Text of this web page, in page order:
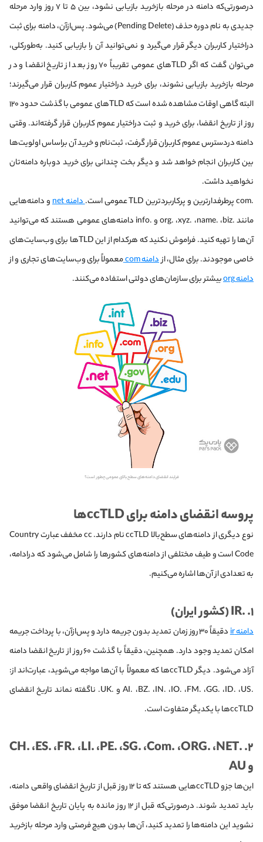
در‌صورتی‌که دامنه در مرحله بازخرید بازیابی نشود، بین ۵ تا ۷ روز وارد مرحله
جدیدی به نام دوره حذف (Pending Delete) می‌شود. پس‌از‌آن، دامنه برای ثبت
در‌اختیار کاربران دیگر قرار می‌گیرد و نمی‌توانید آن را بازیابی کنید. به‌طور‌کلی،
می‌توان گفت که اگر TLD‌های عمومی تقریباً ۷۰ روز بعد از تاریخ انقضا و در
مرحله بازخرید بازیابی نشوند، برای خرید در‌اختیار عموم کاربران قرار می‌گیرند؛
البته گاهی اوقات مشاهده شده است که TLD‌های عمومی با گذشت حدود ۱۲۰
روز از تاریخ انقضا، برای خرید و ثبت دراختیار عموم کاربران قرار گرفته‌اند. وقتی
دامنه در‌دسترس عموم کاربران قرار گرفت، ثبت‌نام و خرید آن بر‌اساس اولویت‌ها
بین کاربران انجام خواهد شد و دیگر بخت چندانی برای خرید دوباره دامنه‌تان
نخواهید داشت.
.com پرطرفدارترین و پرکاربردترین TLD عمومی است.
دامنه net
و دامنه‌هایی
مانند .org. ،xyz. ،name. ،biz و .info دامنه‌های عمومی هستند که می‌توانید
آن‌ها را تهیه کنید. فراموش نکنید که هرکدام از این TLD‌ها برای وب‌سایت‌های
خاصی موجودند. برای مثال، ازدامنه com
معمولاً برای وب‌سایت‌های تجاری و از
دامنه org
بیشتر برای سازمان‌های دولتی استفاده می‌کنند.
فرایند انقضای دامنه‌های سطح بالای عمومی چطور است؟
پروسه انقضای دامنه برای ccTLD‌ها
نوع دیگری از دامنه‌های سطح‌بالا ccTLD نام دارند. cc مخفف عبارت Country
Code است و طیف مختلفی از دامنه‌های کشورها را شامل می‌شود که درادامه،
به تعدادی از آن‌ها اشاره می‌کنیم.
۱. .IR (کشور ایران)
دامنه ir
دقیقاً ۳۰ روز زمان تمدید بدون جریمه دارد و پس‌از‌آن، با پرداخت جریمه
امکان تمدید وجود دارد. همچنین، دقیقاً با گذشت ۶۰ روز از تاریخ انقضا دامنه
آزاد می‌شود. دیگر ccTLD‌ها که معمولاً با آن‌ها مواجه می‌شوید، عبارت‌اند از:
.AI. ،BZ. ،IN. ،IO. ،FM. ،GG. ،ID. ،US و .UK. ناگفته نماند تاریخ انقضای
ccTLD‌ها با یکدیگر متفاوت است.
۲. .CH. ،ES. ،FR. ،LI. ،PE. ،SG. ،Com. ،ORG. ،NET
و AU
این‌ها جزو ccTLD‌هایی هستند که تا ۱۲ روز قبل از تاریخ انقضای واقعی دامنه،
باید تمدید شوند. در‌صورتی‌که قبل از ۱۲ روز مانده به پایان تاریخ انقضا موفق
نشوید این دامنه‌ها را تمدید کنید، آن‌ها بدون هیچ فرصتی وارد مرحله بازخرید